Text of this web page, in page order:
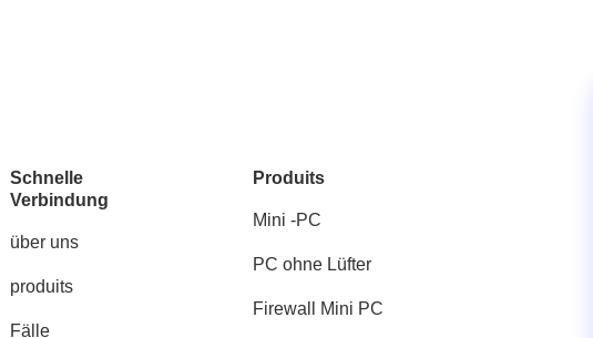
Schnelle
Verbindung
über uns
produits
Fälle
Produits
Mini -PC
PC ohne Lüfter
Firewall Mini PC